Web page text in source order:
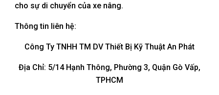
cho sự di chuyển của xe nâng.
Thông tin liên hệ:
Công Ty TNHH TM DV Thiết Bị Kỹ Thuật An Phát
Địa Chỉ: 5/14 Hạnh Thông, Phường 3, Quận Gò Vấp,
TPHCM